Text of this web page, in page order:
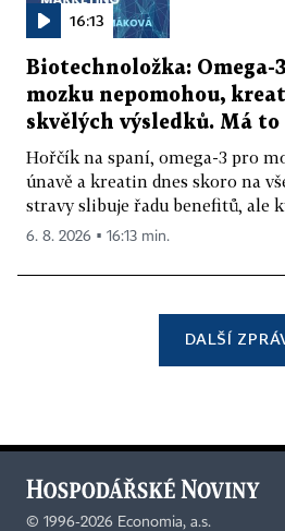
16:13
Biotechnoložka: Omega-
mozku nepomohou,
skvělých výsledků. Má to
Hořčík na spaní, omega-3 pro
únavě a kreatin dnes skoro na
stravy slibuje řadu benefitů, ale
6. 8. 2026 ▪ 16:13 min.
DALŠÍ
© 1996-2026 Economia, a.s.